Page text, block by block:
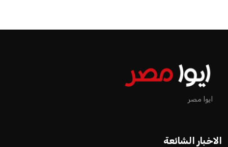
ايوا مصر
الاخبار الشائعة